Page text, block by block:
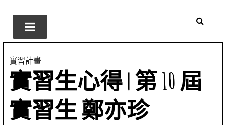
實習計畫
實習生心得 | 第 10 屆
實習生 鄭亦珍